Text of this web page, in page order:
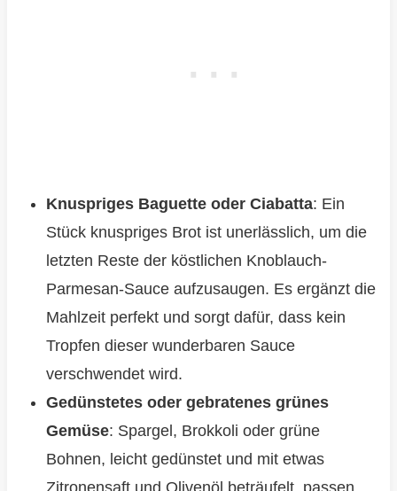
Knuspriges Baguette oder Ciabatta: Ein
Stück knuspriges Brot ist unerlässlich, um die
letzten Reste der köstlichen Knoblauch-
Parmesan-Sauce aufzusaugen. Es ergänzt die
Mahlzeit perfekt und sorgt dafür, dass kein
Tropfen dieser wunderbaren Sauce
verschwendet wird.
Gedünstetes oder gebratenes grünes
Gemüse: Spargel, Brokkoli oder grüne
Bohnen, leicht gedünstet und mit etwas